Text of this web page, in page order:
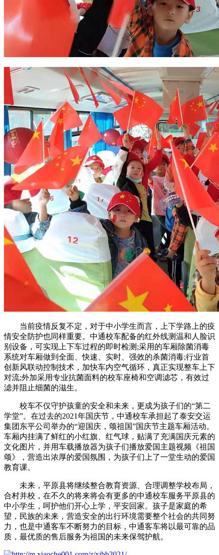
当前疫情反复不定，对于中小学生而言，上下学路上的疫
情安全防护也同样重要。中通校车配备的红外线测温和人脸识
别设备，可实现上下车过程的即时检测;采用的车厢除菌消毒
系统对车厢做到全面、快速、实时、强效的杀菌消毒;行业首
创新风联动控制技术，加快车内空气循环，真正实现整车上下
对流;外加采用专业抗菌面料的校车座椅和空调滤芯，有效过
滤并阻止细菌的滋生。
校车不仅守护孩童的安全和未来，更成为孩子们的“第二
学堂”。在过去的2021年国庆节，中通校车承担起了泰安交运
集团东平公司举办的“迎国庆，颂祖国”国庆节主题车厢活动。
车厢内挂满了鲜红的小红旗、红气球，贴满了充满国庆元素的
文化图片，并用车载播放器为孩子们播放爱国主题视频《祖国
颂》，营造出浓厚的爱国氛围，为孩子们上了一堂生动的爱国
教育课。
未来，平原县将继续整合教育资源、合理调整学校布局，
合村并校，在不久的将来将会有更多的中通校车服务平原县的
中小学生，呵护他们开心上学，平安回家。孩子是家庭的希
望，民族的未来，营造安全的出行环境需要整个社会的共同努
力，也是中通客车不断努力的目标，中通客车将以最可靠的品
质，最优质的售后服务为祖国的未来保驾护航。